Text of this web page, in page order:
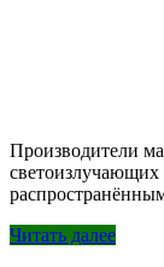
Производители
светоизлучающих
Читать далее